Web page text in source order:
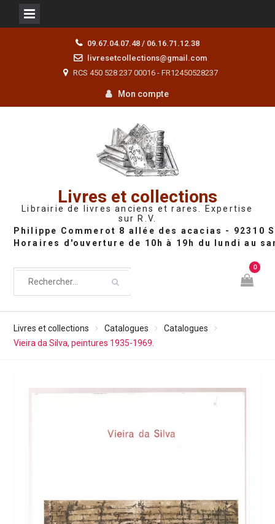
09.67.04.07.48 / 06.16.71.12.38
livresetcollections@gmail.com
RCS 450 528 237 00016 - FR12450528237
Mon compte
Livres et collections
Librairie de livres anciens et rares. Expertise
sur R.V.
0
Livres et collections Catalogues
Catalogues
Vieira da Silva, peintures 1935-1969.